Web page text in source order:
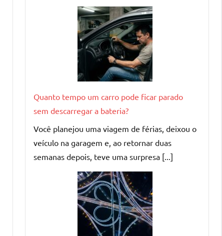
Quanto tempo um carro pode ficar parado
sem descarregar a bateria?
Você planejou uma viagem de férias, deixou o
veículo na garagem e, ao retornar duas
semanas depois, teve uma surpresa [...]